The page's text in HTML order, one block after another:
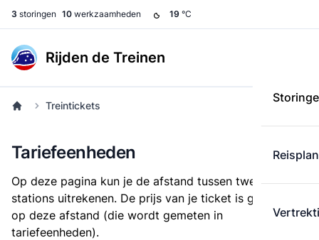
3 storingen 10 werkzaamheden 19 °C
Rijden de Treinen
Treintickets
Tariefeenheden
Op deze pagina kun je de afstand tussen twee
stations uitrekenen. De prijs van je ticket is gebaseerd
op deze afstand (die wordt gemeten in
tariefeenheden).